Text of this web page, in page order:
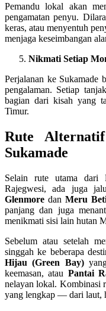
Pemandu lokal akan
pengamatan penyu.
keras, atau menyentuh
menjaga keseimbangan
Nikmati Setiap
Perjalanan ke Sukamade
pengalaman. Setiap
bagian dari kisah yang
Timur.
Rute
Sukamade
Selain rute utama dari
Rajegwesi, ada juga
Glenmore dan Meru
panjang dan juga
menikmati sisi lain hutan
Sebelum atau setelah
singgah ke beberapa
Hijau (Green Bay)yang
keemasan, atau Pantai
nelayan lokal. Kombinasi
yang lengkap — dari laut,